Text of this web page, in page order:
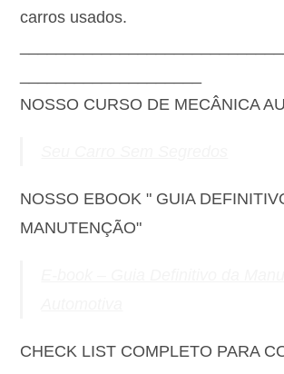
carros usados.
NOSSO CURSO DE MECÂNICA
NOSSO EBOOK " GUIA
MANUTENÇÃO"
CHECK LIST COMPLETO PARA